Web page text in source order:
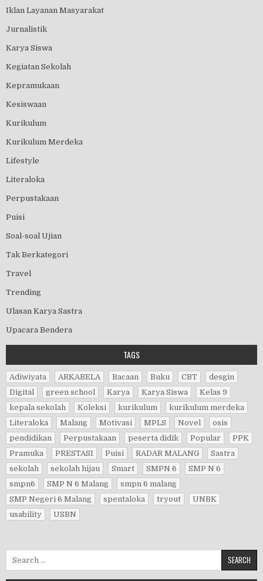
Iklan Layanan Masyarakat
Jurnalistik
Karya Siswa
Kegiatan Sekolah
Kepramukaan
Kesiswaan
Kurikulum
Kurikulum Merdeka
Lifestyle
Literaloka
Perpustakaan
Puisi
Soal-soal Ujian
Tak Berkategori
Travel
Trending
Ulasan Karya Sastra
Upacara Bendera
TAGS
Adiwiyata ARKABELA Bacaan Buku CBT
desgin
Digital
green school Karya Karya Siswa
Kelas 9
kepala sekolah
Koleksi kurikulum
kurikulum merdeka
Literaloka
Malang Motivasi MPLS Novel
osis
pendidikan
Perpustakaan peserta didik Popular
PPK
Pramuka
PRESTASI Puisi RADAR MALANG
Sastra
sekolah
sekolah hijau Smart SMPN 6
SMP N 6
smpn6
SMP N 6 Malang
smpn 6 malang
SMP Negeri 6 Malang
spentaloka tryout
UNBK
usability
USBN